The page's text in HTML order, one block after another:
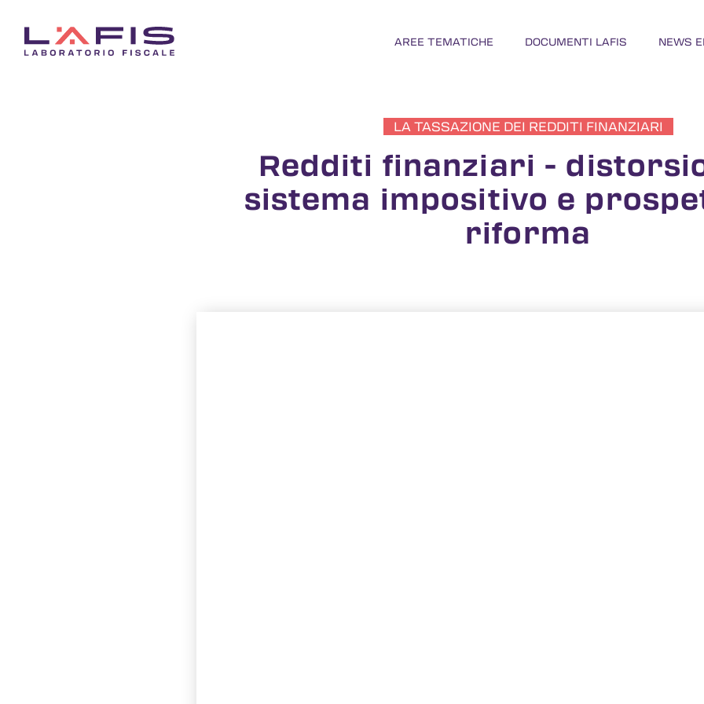
AREE TEMATICHE DOCUMENTI LAFIS NEWS
LA TASSAZIONE DEI REDDITI FINANZIARI
Redditi finanziari -
sistema impositivo e
riforma